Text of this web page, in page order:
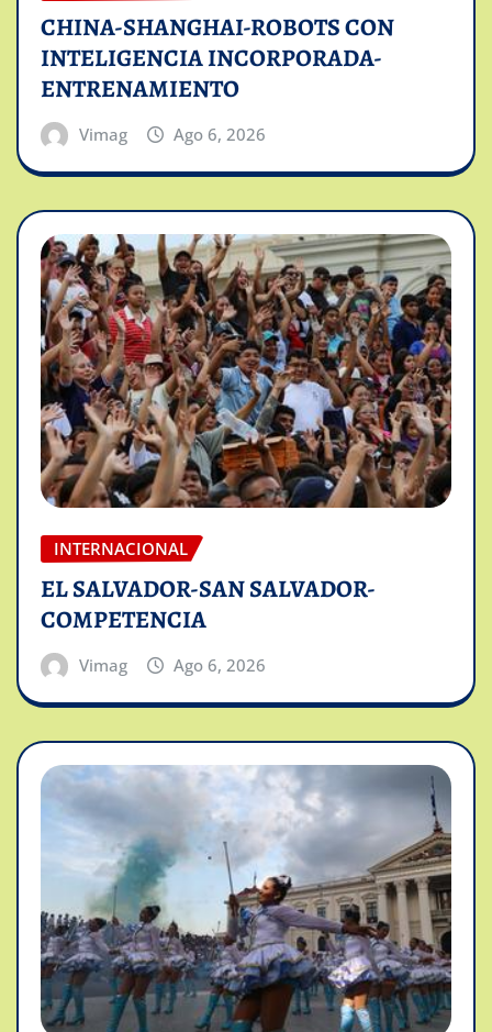
CHINA-SHANGHAI-ROBOTS CON
INTELIGENCIA INCORPORADA-
ENTRENAMIENTO
Vimag Ago 6, 2026
INTERNACIONAL
EL SALVADOR-SAN SALVADOR-
COMPETENCIA
Vimag Ago 6, 2026